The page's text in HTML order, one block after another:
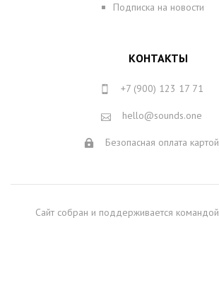
Подписка на новости
КОНТАКТЫ
+7 (900) 123 17 71
hello@sounds.one
Безопасная оплата картой
Сайт собран и поддерживается командой